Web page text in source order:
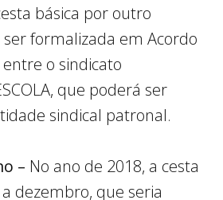
básica por outro
formalizada em Acordo
o sindicato
que poderá ser
sindical patronal.
– No ano de 2018, a cesta
dezembro, que seria